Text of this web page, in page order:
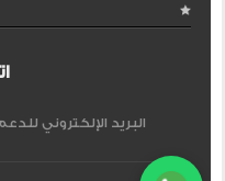
البريد الإلكتروني